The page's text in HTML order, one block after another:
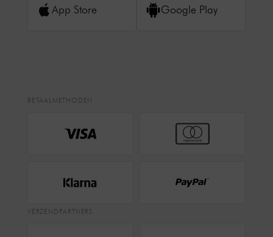
App Store Google Play
BETAALMETHODEN
VERZENDPARTNERS